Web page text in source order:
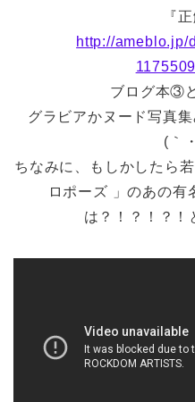
『
http://ameblo.jp/
ブログ本③
グラビアかヌード写真
(｀
ちなみに、もしかしたら
ロポーズ 」のあの有
は？！？！？！